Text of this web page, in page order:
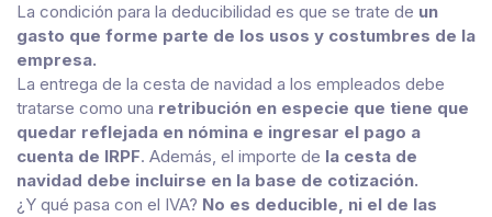
La condición para la deducibilidad es que se trate de un
gasto que forme parte de los usos y costumbres de la
empresa.
La entrega de la cesta de navidad a los empleados debe
tratarse como una retribución en especie que tiene que
quedar reflejada en nómina e ingresar el pago a
cuenta de IRPF. Además, el importe de la cesta de
navidad debe incluirse en la base de cotización.
¿Y qué pasa con el IVA? No es deducible, ni el de las